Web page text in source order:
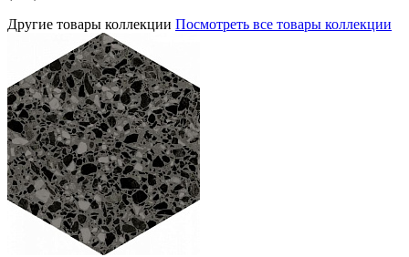
Другие товары коллекции Посмотреть все товары коллекции